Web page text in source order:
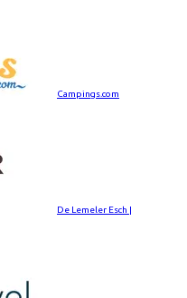
Campings.com
De Lemeler Esch |